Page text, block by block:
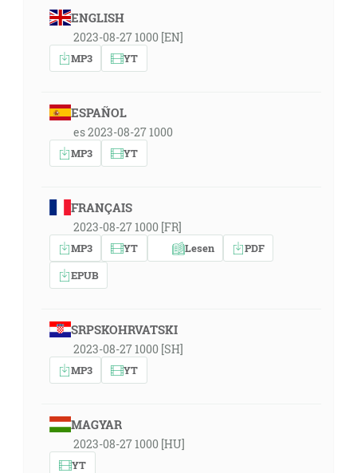
ENGLISH
2023-08-27 1000 [EN]
MP3 YT
ESPAÑOL
es 2023-08-27 1000
MP3 YT
FRANÇAIS
2023-08-27 1000 [FR]
MP3 YT Lesen
PDF
EPUB
SRPSKOHRVATSKI
2023-08-27 1000 [SH]
MP3 YT
MAGYAR
2023-08-27 1000 [HU]
YT